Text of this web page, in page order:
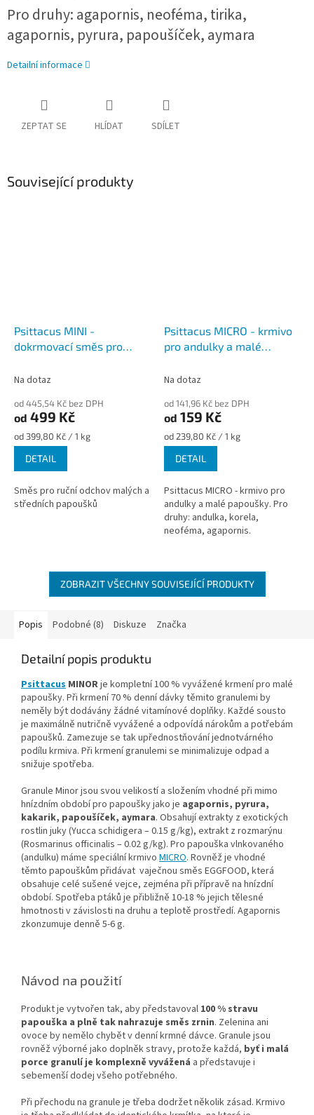
Pro druhy: agapornis, neoféma, tirika,
agapornis, pyrura, papoušíček, aymara
Detailní informace
ZEPTAT SE HLÍDAT SDÍLET
Související produkty
Psittacus MINI -
dokrmovací směs pro
kakadu růžové
Na dotaz
od 445,54 Kč bez DPH
od 499 Kč
Měrná
cena:
od 399,80 Kč / 1 kg
DETAIL
Směs pro ruční odchov malých a
středních papoušků
Psittacus MICRO - krmivo
pro andulky a malé
Na dotaz
od 141,96 Kč bez DPH
od 159 Kč
Měrná
cena:
od 239,80 Kč / 1 kg
DETAIL
Psittacus MICRO - krmivo pro
andulky a malé papoušky. Pro
druhy: andulka, korela,
neoféma, agapornis.
ZOBRAZIT VŠECHNY SOUVISEJÍCÍ PRODUKTY
Popis Podobné (8) Diskuze Značka
Detailní popis produktu
Psittacus MINORje kompletní 100 % vyvážené krmení pro malé
papoušky. Při krmení 70 % denní dávky těmito granulemi by
neměly být dodávány žádné vitamínové doplňky. Každé sousto
je maximálně nutričně vyvážené a odpovídá nárokům a potřebám
papoušků. Zamezuje se tak upřednostňování jednotvárného
podílu krmiva. Při krmení granulemi se minimalizuje odpad a
snižuje spotřeba.
Granule Minor jsou svou velikostí a složením vhodné při mimo
hnízdním období pro papoušky jako je agapornis, pyrura,
kakarik, papoušíček, aymara. Obsahují extrakty z exotických
rostlin juky (Yucca schidigera – 0.15 g/kg), extrakt z rozmarýnu
(Rosmarinus officinalis – 0.02 g/kg). Pro papouška vlnkovaného
(andulku) máme speciální krmivo MICRO. Rovněž je vhodné
těmto papouškům přidávat vaječnou směs EGGFOOD, která
obsahuje celé sušené vejce, zejména při přípravě na hnízdní
období. Spotřeba ptáků je přibližně 10-18 % jejich tělesné
hmotnosti v závislosti na druhu a teplotě prostředí. Agapornis
zkonzumuje denně 5-6 g.
Návod na použití
Produkt je vytvořen tak, aby představoval 100 % stravu
papouška a plně tak nahrazuje směs zrnin. Zelenina ani
ovoce by nemělo chybět v denní krmné dávce. Granule jsou
rovněž výborné jako doplněk stravy, protože každá, byť i malá
porce granulí je komplexně vyvážená a představuje i
sebemenší dodej všeho potřebného.
Při přechodu na granule je třeba dodržet několik zásad. Krmivo